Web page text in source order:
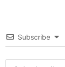
Subscribe